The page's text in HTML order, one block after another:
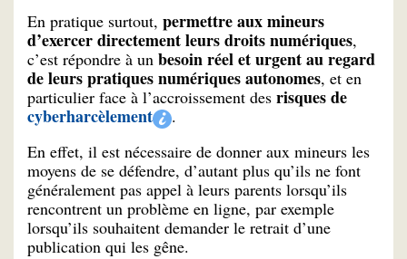
En pratique surtout, permettre aux mineurs
d’exercer directement leurs droits numériques,
c’est répondre à un besoin réel et urgent au regard
de leurs pratiques numériques autonomes, et en
particulier face à l’accroissement des risques de
cyberharcèlement
.
En effet, il est nécessaire de donner aux mineurs les
moyens de se défendre, d’autant plus qu’ils ne font
généralement pas appel à leurs parents lorsqu’ils
rencontrent un problème en ligne, par exemple
lorsqu’ils souhaitent demander le retrait d’une
publication qui les gêne.